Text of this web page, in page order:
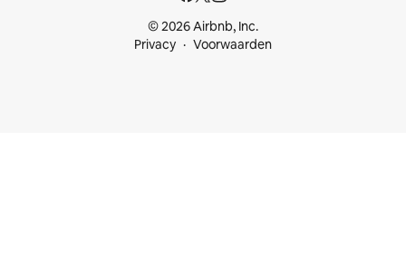
© 2026 Airbnb, Inc.
Privacy
Voorwaarden